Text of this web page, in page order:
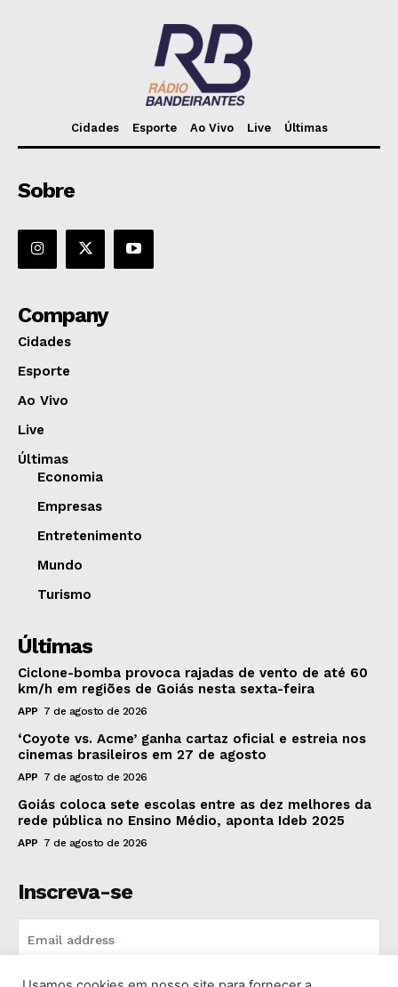
Cidades Esporte Ao Vivo Live Últimas
Sobre
Company
Cidades
Esporte
Ao Vivo
Live
Últimas
Economia
Empresas
Entretenimento
Mundo
Turismo
Últimas
Ciclone-bomba provoca rajadas de vento de até 60
km/h em regiões de Goiás nesta sexta-feira
APP 7 de agosto de 2026
‘Coyote vs. Acme’ ganha cartaz oficial e estreia nos
cinemas brasileiros em 27 de agosto
APP 7 de agosto de 2026
Goiás coloca sete escolas entre as dez melhores da
rede pública no Ensino Médio, aponta Ideb 2025
APP 7 de agosto de 2026
Inscreva-se